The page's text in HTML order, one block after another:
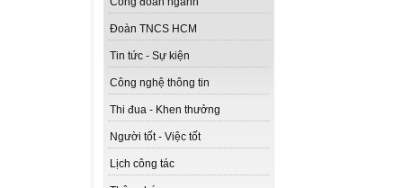
Đoàn TNCS HCM
Tin tức - Sự kiện
Công nghệ thông tin
Thi đua - Khen thưởng
Người tốt - Việc tốt
Lịch công tác